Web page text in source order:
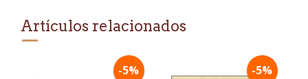
Artículos relacionados
-5% -5%